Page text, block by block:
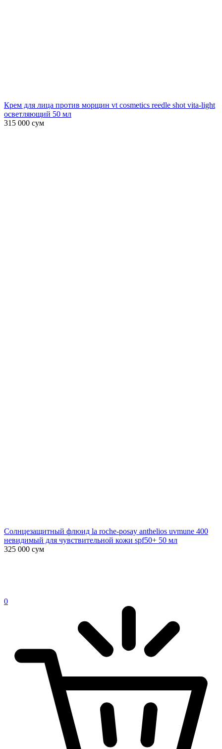
Крем для лица против морщин vt cosmetics reedle shot vita-light
осветляющий 50 мл
315 000 сум
Солнцезащитный флюид la roche-posay anthelios uvmune 400
невидимый для чувствительной кожи spf50+ 50 мл
325 000 сум
0